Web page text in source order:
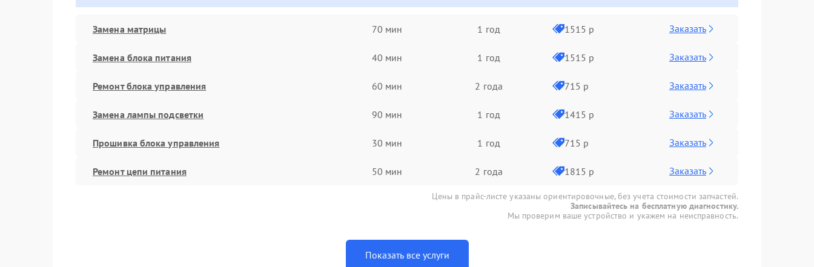
Замена матрицы 70 мин 1 год 1515 р Заказать
Замена блока питания 40 мин 1 год 1515 р Заказать
Ремонт блока управления 60 мин 2 года 715 р Заказать
Замена лампы подсветки 90 мин 1 год 1415 р Заказать
Прошивка блока управления 30 мин 1 год 715 р Заказать
Ремонт цепи питания 50 мин 2 года 1815 р Заказать
Цены в прайс-листе указаны ориентировочные, без учета стоимости запчастей.
Записывайтесь на бесплатную диагностику.
Мы проверим ваше устройство и укажем на неисправность.
Показать все услуги